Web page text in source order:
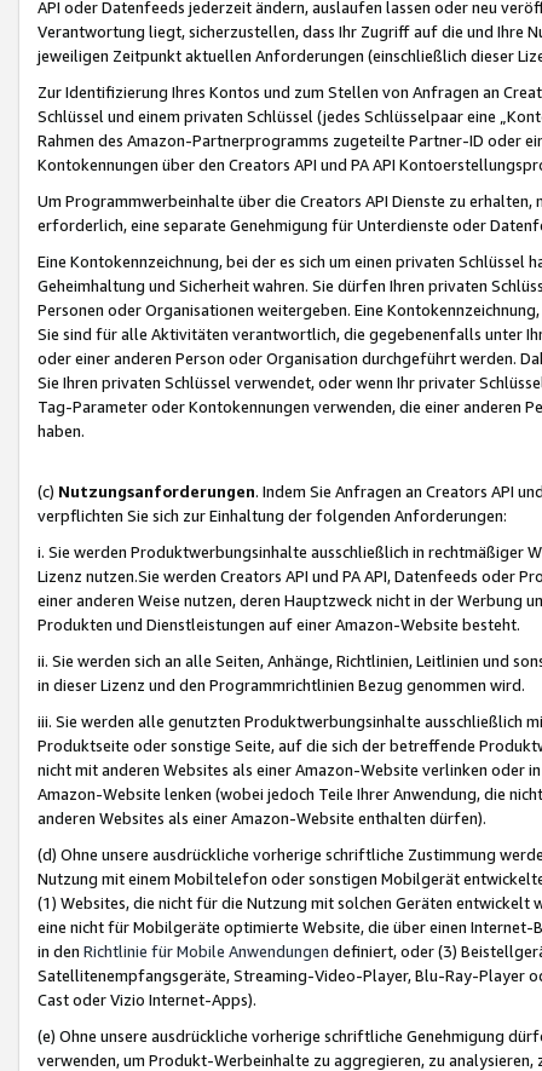
API oder Datenfeeds jederzeit ändern, auslaufen lassen oder neu
Verantwortung liegt, sicherzustellen, dass Ihr Zugriff auf die und Ihre
jeweiligen Zeitpunkt aktuellen Anforderungen (einschließlich dieser
Zur Identifizierung Ihres Kontos und zum Stellen von Anfragen an
Schlüssel und einem privaten Schlüssel (jedes Schlüsselpaar eine
Rahmen des Amazon-Partnerprogramms zugeteilte Partner-ID oder
Kontokennungen über den Creators API und PA API
Um Programmwerbeinhalte über die Creators API Dienste zu
erforderlich, eine separate Genehmigung für Unterdienste oder
Eine Kontokennzeichnung, bei der es sich um einen privaten
Geheimhaltung und Sicherheit wahren. Sie dürfen Ihren privaten
Personen oder Organisationen weitergeben. Eine
Sie sind für alle Aktivitäten verantwortlich, die gegebenenfalls unter
oder einer anderen Person oder Organisation durchgeführt werden.
Sie Ihren privaten Schlüssel verwendet, oder wenn Ihr privater
Tag-Parameter oder Kontokennungen verwenden, die einer anderen
haben.
(c) Nutzungsanforderungen. Indem Sie Anfragen an Creators API
verpflichten Sie sich zur Einhaltung der folgenden Anforderungen:
i. Sie werden Produktwerbungsinhalte ausschließlich in rechtmäßiger
Lizenz nutzen.Sie werden Creators API und PA API, Datenfeeds oder
einer anderen Weise nutzen, deren Hauptzweck nicht in der Werbung
Produkten und Dienstleistungen auf einer Amazon-Website besteht.
ii. Sie werden sich an alle Seiten, Anhänge, Richtlinien, Leitlinien und
in dieser Lizenz und den Programmrichtlinien Bezug genommen wird.
iii. Sie werden alle genutzten Produktwerbungsinhalte ausschließlich
Produktseite oder sonstige Seite, auf die sich der betreffende
nicht mit anderen Websites als einer Amazon-Website verlinken oder
Amazon-Website lenken (wobei jedoch Teile Ihrer Anwendung, die
anderen Websites als einer Amazon-Website enthalten dürfen).
(d) Ohne unsere ausdrückliche vorherige schriftliche Zustimmung
Nutzung mit einem Mobiltelefon oder sonstigen Mobilgerät
(1) Websites, die nicht für die Nutzung mit solchen Geräten
eine nicht für Mobilgeräte optimierte Website, die über einen
in den Richtlinie für Mobile Anwendungen definiert, oder (3)
Satellitenempfangsgeräte, Streaming-Video-Player, Blu-Ray-Player
Cast oder Vizio Internet-Apps).
(e) Ohne unsere ausdrückliche vorherige schriftliche Genehmigung
verwenden, um Produkt-Werbeinhalte zu aggregieren, zu